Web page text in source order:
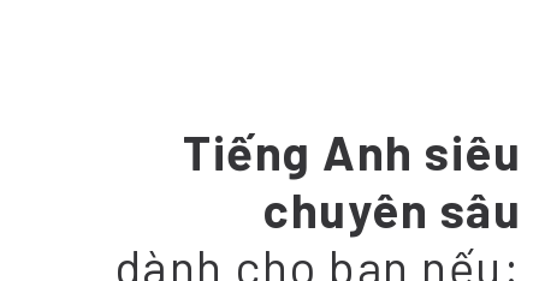
Tiếng Anh siêu
chuyên sâu
dành cho bạn nếu: